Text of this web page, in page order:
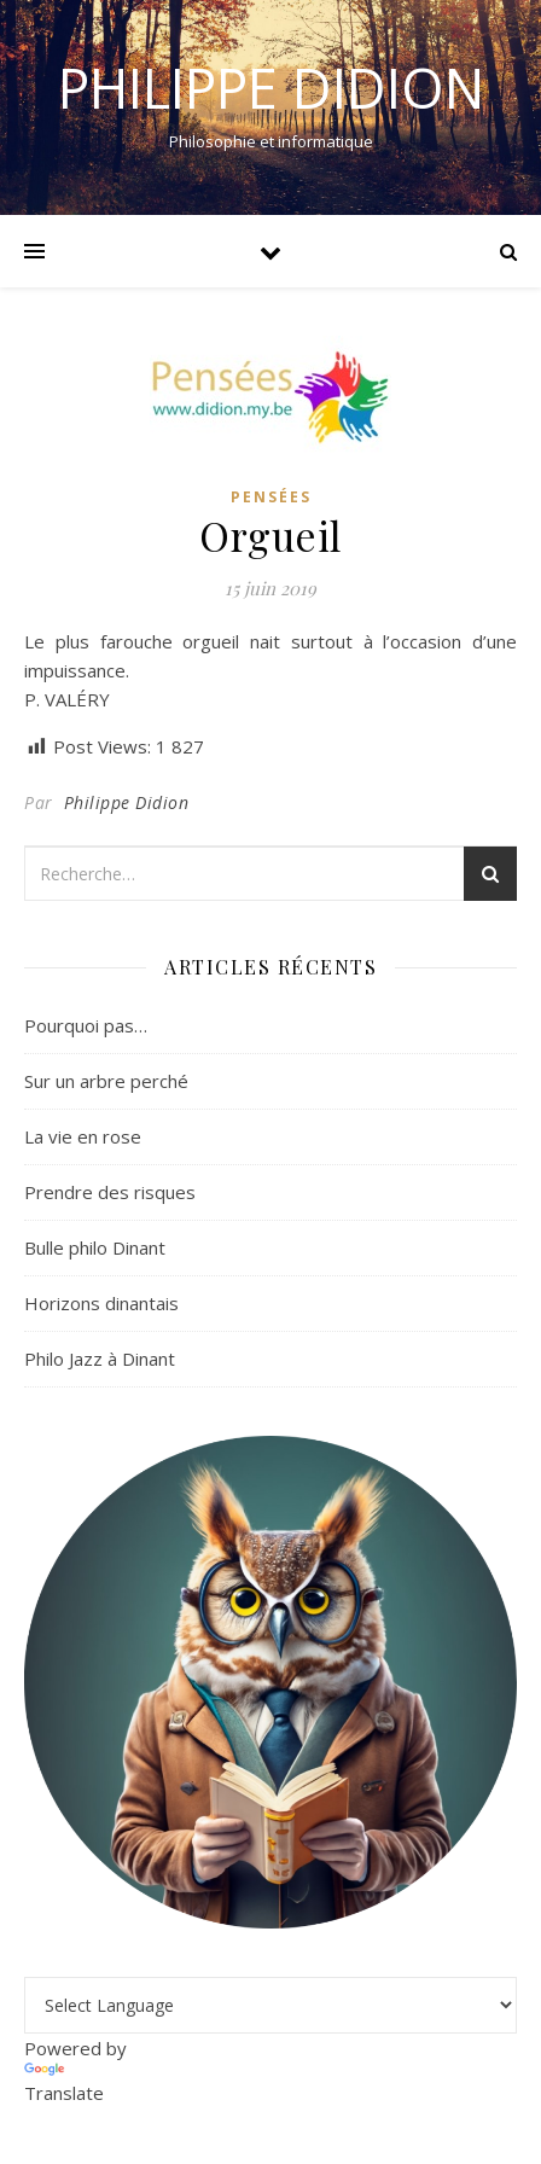
PHILIPPE DIDION
Philosophie et informatique
PENSÉES
Orgueil
15 juin 2019
Le plus farouche orgueil nait surtout à l’occasion d’une
impuissance.
P. VALÉRY
Post Views: 1 827
Par Philippe Didion
ARTICLES RÉCENTS
Pourquoi pas…
Sur un arbre perché
La vie en rose
Prendre des risques
Bulle philo Dinant
Horizons dinantais
Philo Jazz à Dinant
Powered by
Translate